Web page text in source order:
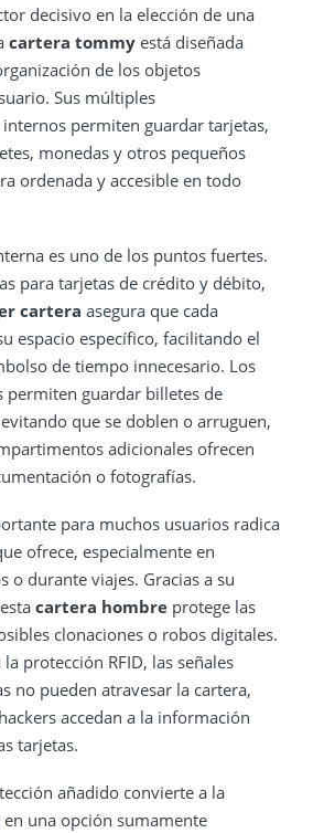
decisivo en la elección de una
cartera tommyestá diseñada
de los objetos
Sus múltiples
permiten guardar tarjetas,
monedas y otros pequeños
ordenada y accesible en todo
es uno de los puntos fuertes.
para tarjetas de crédito y débito,
cartera asegura que cada
espacio específico, facilitando el
de tiempo innecesario. Los
permiten guardar billetes de
que se doblen o arruguen,
adicionales ofrecen
o fotografías.
para muchos usuarios radica
ofrece, especialmente en
o durante viajes. Gracias a su
cartera hombreprotege las
clonaciones o robos digitales.
protección RFID, las señales
no pueden atravesar la cartera,
accedan a la información
tarjetas.
añadido convierte a la
en una opción sumamente